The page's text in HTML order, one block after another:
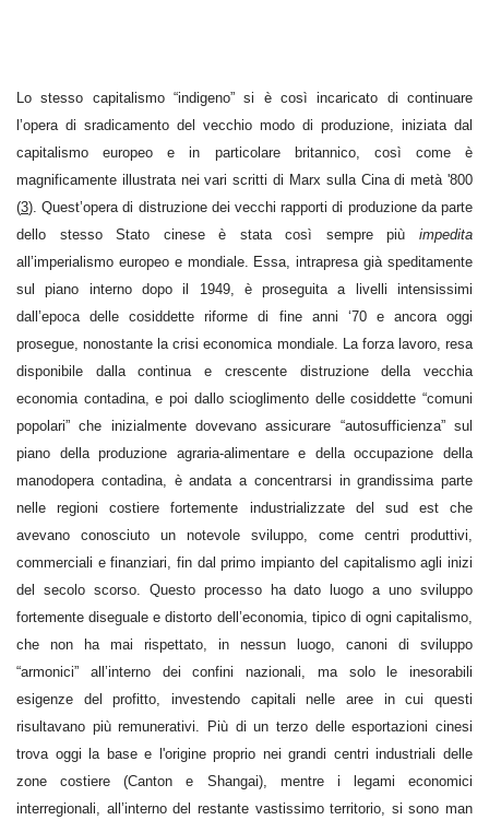
Lo stesso capitalismo “indigeno” si è così incaricato di continuare
l’opera di sradicamento del vecchio modo di produzione, iniziata dal
capitalismo europeo e in particolare britannico, così come è
magnificamente illustrata nei vari scritti di Marx sulla Cina di metà '800
(3). Quest’opera di distruzione dei vecchi rapporti di produzione da parte
dello stesso Stato cinese è stata così sempre più impedita
all’imperialismo europeo e mondiale. Essa, intrapresa già speditamente
sul piano interno dopo il 1949, è proseguita a livelli intensissimi
dall’epoca delle cosiddette riforme di fine anni ‘70 e ancora oggi
prosegue, nonostante la crisi economica mondiale. La forza lavoro, resa
disponibile dalla continua e crescente distruzione della vecchia
economia contadina, e poi dallo scioglimento delle cosiddette “comuni
popolari” che inizialmente dovevano assicurare “autosufficienza” sul
piano della produzione agraria-alimentare e della occupazione della
manodopera contadina, è andata a concentrarsi in grandissima parte
nelle regioni costiere fortemente industrializzate del sud est che
avevano conosciuto un notevole sviluppo, come centri produttivi,
commerciali e finanziari, fin dal primo impianto del capitalismo agli inizi
del secolo scorso. Questo processo ha dato luogo a uno sviluppo
fortemente diseguale e distorto dell’economia, tipico di ogni capitalismo,
che non ha mai rispettato, in nessun luogo, canoni di sviluppo
“armonici” all’interno dei confini nazionali, ma solo le inesorabili
esigenze del profitto, investendo capitali nelle aree in cui questi
risultavano più remunerativi. Più di un terzo delle esportazioni cinesi
trova oggi la base e l'origine proprio nei grandi centri industriali delle
zone costiere (Canton e Shangai), mentre i legami economici
interregionali, all’interno del restante vastissimo territorio, si sono man